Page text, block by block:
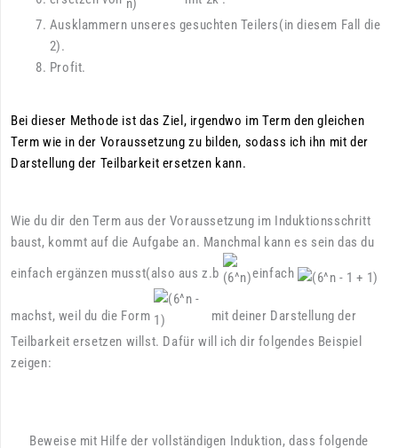
Ausklammern unseres gesuchten Teilers(in diesem Fall die
2).
Profit.
Bei dieser Methode ist das Ziel, irgendwo im Term den gleichen
Term wie in der Voraussetzung zu bilden, sodass ich ihn mit der
Darstellung der Teilbarkeit ersetzen kann.
Wie du dir den Term aus der Voraussetzung im Induktionsschritt
baust, kommt auf die Aufgabe an. Manchmal kann es sein das du
einfach ergänzen musst(also aus z.b
einfach
machst, weil du die Form
mit deiner Darstellung der
Teilbarkeit ersetzen willst. Dafür will ich dir folgendes Beispiel
zeigen:
Beweise mit Hilfe der vollständigen Induktion, dass folgende